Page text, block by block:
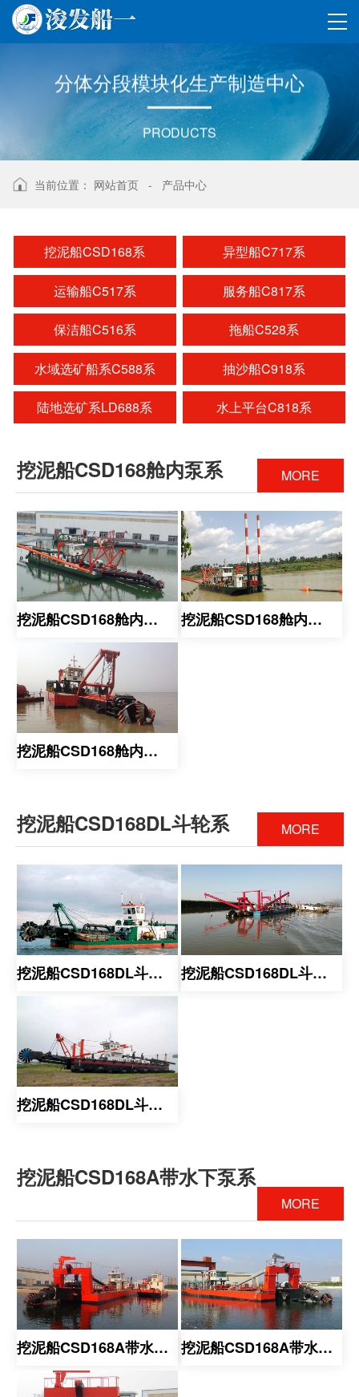
分体分段模块化生产制造中心
PRODUCTS
当前位置： 网站首页 - 产品中心
挖泥船CSD168系 异型船C717系
运输船C517系 服务船C817系
保洁船C516系 拖船C528系
水域选矿船系C588系 抽沙船C918系
陆地选矿系LD688系 水上平台C818系
挖泥船CSD168舱内泵系 MORE
挖泥船CSD168舱内泵系 挖泥船CSD168舱内泵系
挖泥船CSD168舱内泵系
挖泥船CSD168DL斗轮系 MORE
挖泥船CSD168DL斗轮系 挖泥船CSD168DL斗轮系
挖泥船CSD168DL斗轮系
挖泥船CSD168A带水下泵系
MORE
挖泥船CSD168A带水下泵系 挖泥船CSD168A带水下泵系